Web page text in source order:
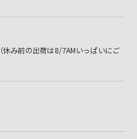
み前の出荷は8/7AMいっぱいにご